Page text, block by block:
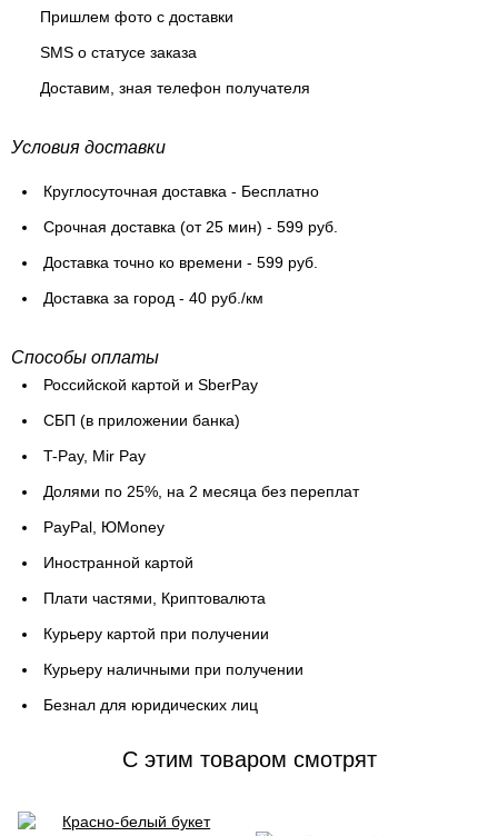
Пришлем фото с доставки
SMS о статусе заказа
Доставим, зная телефон получателя
Условия доставки
Круглосуточная доставка - Бесплатно
Cрочная доставка (от 25 мин) - 599 руб.
Доставка точно ко времени - 599 руб.
Доставка за город - 40 руб./км
Способы оплаты
Российской картой и SberPay
СБП (в приложении банка)
T-Pay, Mir Pay
Долями по 25%, на 2 месяца без переплат
PayPal, ЮMoney
Иностранной картой
Плати частями, Криптовалюта
Курьеру картой при получении
Курьеру наличными при получении
Безнал для юридических лиц
C этим товаром смотрят